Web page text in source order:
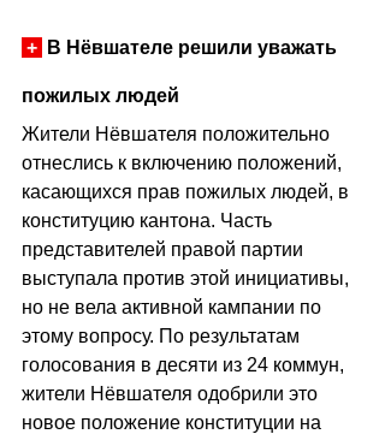
+ В Нёвшателе решили уважать
пожилых людей
Жители Нёвшателя положительно
отнеслись к включению положений,
касающихся прав пожилых людей, в
конституцию кантона. Часть
представителей правой партии
выступала против этой инициативы,
но не вела активной кампании по
этому вопросу. По результатам
голосования в десяти из 24 коммун,
жители Нёвшателя одобрили это
новое положение конституции на